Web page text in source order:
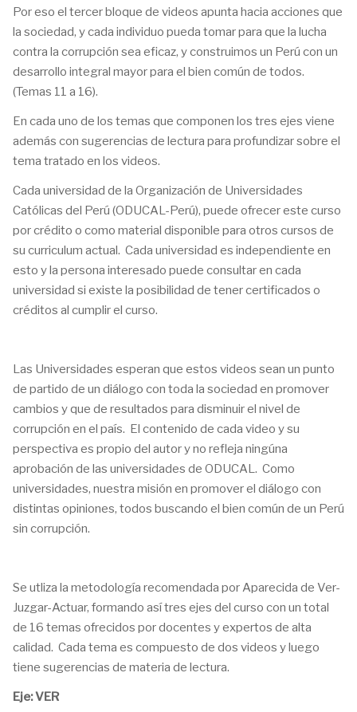
Por eso el tercer bloque de videos apunta hacia acciones que
la sociedad, y cada individuo pueda tomar para que la lucha
contra la corrupción sea eficaz, y construimos un Perú con un
desarrollo integral mayor para el bien común de todos.
(Temas 11 a 16).
En cada uno de los temas que componen los tres ejes viene
además con sugerencias de lectura para profundizar sobre el
tema tratado en los videos.
Cada universidad de la Organización de Universidades
Católicas del Perú (ODUCAL-Perú), puede ofrecer este curso
por crédito o como material disponible para otros cursos de
su curriculum actual. Cada universidad es independiente en
esto y la persona interesado puede consultar en cada
universidad si existe la posibilidad de tener certificados o
créditos al cumplir el curso.
Las Universidades esperan que estos videos sean un punto
de partido de un diálogo con toda la sociedad en promover
cambios y que de resultados para disminuir el nivel de
corrupción en el país. El contenido de cada video y su
perspectiva es propio del autor y no refleja ningúna
aprobación de las universidades de ODUCAL. Como
universidades, nuestra misión en promover el diálogo con
distintas opiniones, todos buscando el bien común de un Perú
sin corrupción.
Se utliza la metodología recomendada por Aparecida de Ver-
Juzgar-Actuar, formando así tres ejes del curso con un total
de 16 temas ofrecidos por docentes y expertos de alta
calidad. Cada tema es compuesto de dos videos y luego
tiene sugerencias de materia de lectura.
Eje: VER